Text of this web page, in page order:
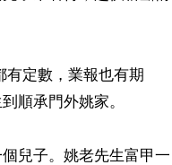
順承門外姚家。
兒子。姚老先生富甲一